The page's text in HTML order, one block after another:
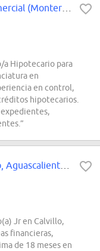
a Hipotecario para
en
en control,
hipotecarios.
Jr en Calvillo,
financieras,
de 18 meses en